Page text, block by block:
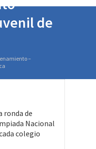
–
de
–
ronda de
Nacional
colegio